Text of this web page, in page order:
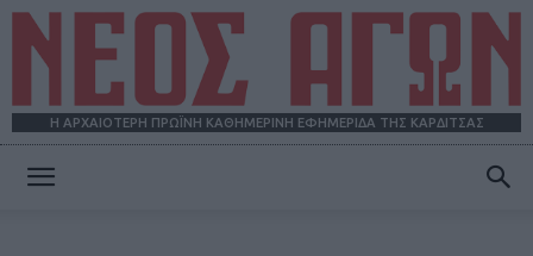
Η ΑΡΧΑΙΟΤΕΡΗ ΠΡΩΪΝΗ ΚΑΘΗΜΕΡΙΝΗ ΕΦΗΜΕΡΙΔΑ ΤΗΣ ΚΑΡΔΙΤΣΑΣ